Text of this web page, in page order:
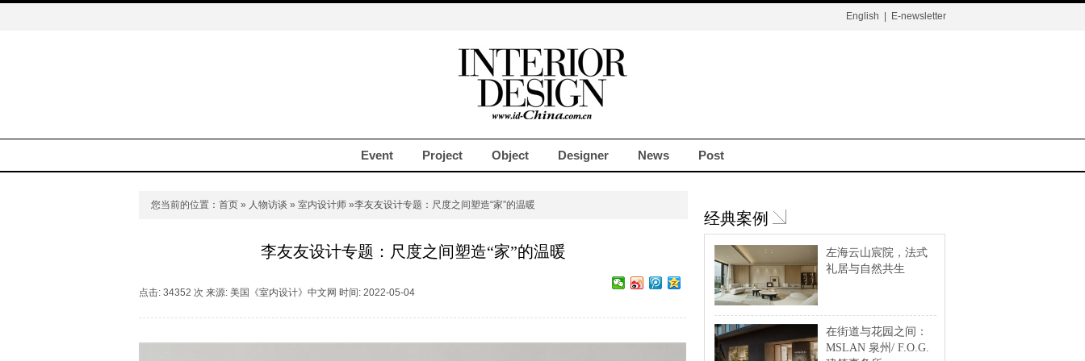
English E-newsletter
Event Project Object Designer News Post
您当前的位置： 首页 » 人物访谈 » 室内设计师 »李友友设计专题：尺度之间塑造“家”的温暖
李友友设计专题：尺度之间塑造“家”的温暖
点击: 34352 次 来源: 美国《室内设计》中文网 时间: 2022-05-04
经典案例
左海云山宸院，法式
礼居与自然共生
在街道与花园之间：
MSLAN 泉州/ F.O.G.